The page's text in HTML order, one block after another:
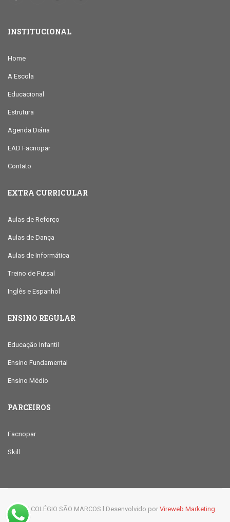
INSTITUCIONAL
Home
A Escola
Educacional
Estrutura
Agenda Diária
EAD Facnopar
Contato
EXTRA CURRICULAR
Aulas de Reforço
Aulas de Dança
Aulas de Informática
Treino de Futsal
Inglês e Espanhol
ENSINO REGULAR
Educação Infantil
Ensino Fundamental
Ensino Médio
PARCEIROS
Facnopar
Skill
© 2019 COLÉGIO SÃO MARCOS l Desenvolvido por Vireweb Marketing